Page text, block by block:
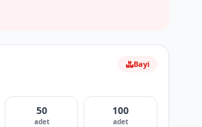
Bayi
50
adet
100
adet